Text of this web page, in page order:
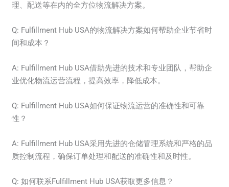
理、配送等在内的全方位物流解决方案。
Q: Fulfillment Hub USA的物流解决方案如何帮助企业节省时
间和成本？
A: Fulfillment Hub USA借助先进的技术和专业团队，帮助企
业优化物流运营流程，提高效率，降低成本。
Q: Fulfillment Hub USA如何保证物流运营的准确性和可靠
性？
A: Fulfillment Hub USA采用先进的仓储管理系统和严格的品
质控制流程，确保订单处理和配送的准确性和及时性。
Q: 如何联系Fulfillment Hub USA获取更多信息？